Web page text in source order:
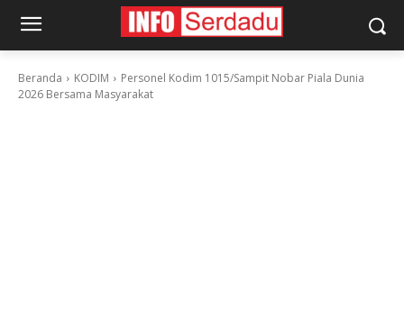
Beranda KODIM
Personel Kodim 1015/Sampit Nobar Piala Dunia
2026 Bersama Masyarakat